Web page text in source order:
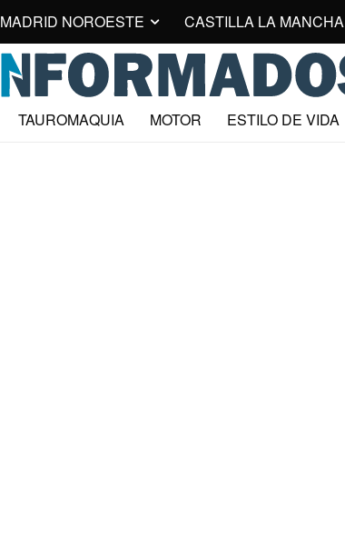
MADRID NOROESTE CASTILLA LA MANCHA
TAUROMAQUIA MOTOR ESTILO DE VIDA